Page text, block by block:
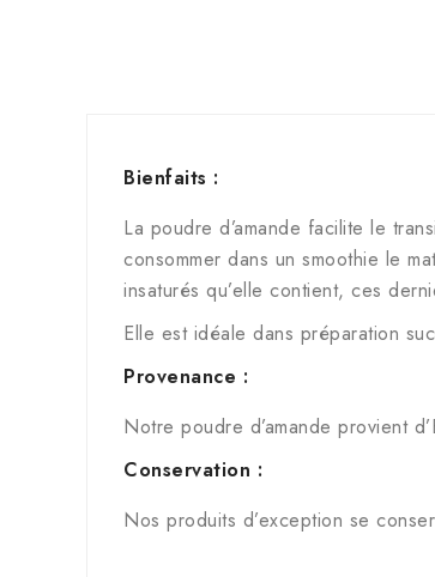
Bienfaits :
La poudre d’amande facilite le
consommer dans un smoothie le
insaturés qu’elle contient, ces
Elle est idéale dans préparation
Provenance :
Notre poudre d’amande provient
Conservation :
Nos produits d’exception se